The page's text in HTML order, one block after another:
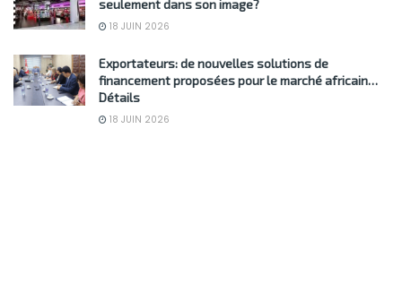
seulement dans son image?
18 JUIN 2026
Exportateurs: de nouvelles solutions de
financement proposées pour le marché africain…
Détails
18 JUIN 2026